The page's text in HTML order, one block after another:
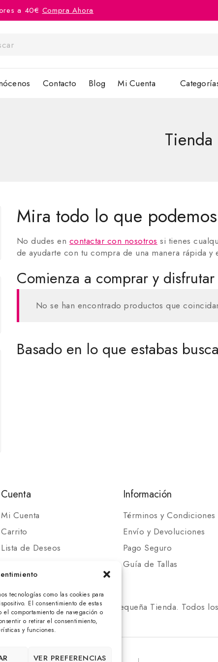
tecnologías como las cookies para
El consentimiento de estas
el comportamiento de navegación o
o retirar el consentimiento,
y funciones.
VER PREFERENCIAS
a 40€ Compra Ahora
Contacto Blog Mi Cuenta
Tienda
Mira todo lo que
No dudes en contactar con nosotros si tienes
de ayudarte con tu compra de una manera rápida y
Comienza a comprar y
No se han encontrado productos que
Basado en lo que estabas
Cuenta
Mi Cuenta
Carrito
Lista de Deseos
Información
Términos y Condiciones
Envío y Devoluciones
Pago Seguro
Guía de Tallas
© 2025 Mi Pequeña Tienda. Todos